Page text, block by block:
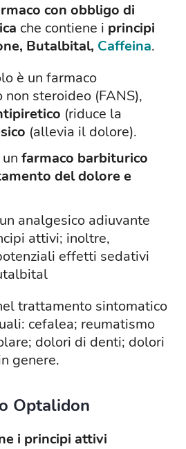
con obbligo di
che contiene i principi
Butalbital, Caffeina.
è un farmaco
steroideo (FANS),
(riduce la
(allevia il dolore).
farmaco barbiturico
del dolore e
analgesico adiuvante
attivi; inoltre,
effetti sedativi
trattamento sintomatico
cefalea; reumatismo
dolori di denti; dolori
genere.
Optalidon
i principi attivi